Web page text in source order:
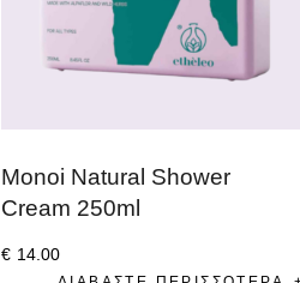
Monoi Natural Shower
Cream 250ml
€ 14.00